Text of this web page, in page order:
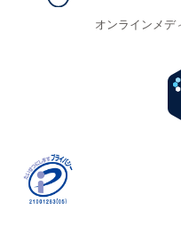
オンラインメデ